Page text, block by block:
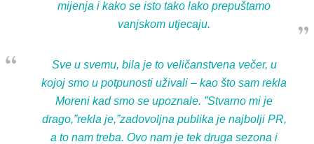
mijenja i kako se isto tako lako prepuštamo
vanjskom utjecaju.
Sve u svemu, bila je to veličanstvena večer, u
kojoj smo u potpunosti uživali – kao što sam rekla
Moreni kad smo se upoznale. ”Stvarno mi je
drago,”rekla je,”zadovoljna publika je najbolji PR,
a to nam treba. Ovo nam je tek druga sezona i